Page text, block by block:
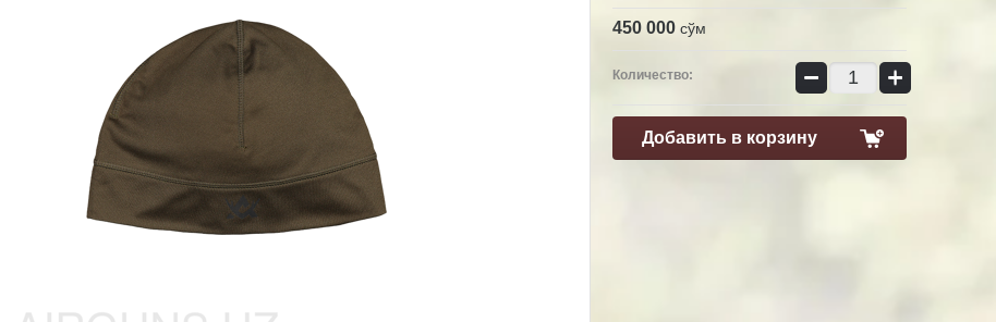
450 000 сўм
Количество: − +
Добавить в корзину